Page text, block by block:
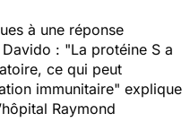
à une réponse
: "La protéine S a
ce qui peut
immunitaire" explique
Raymond